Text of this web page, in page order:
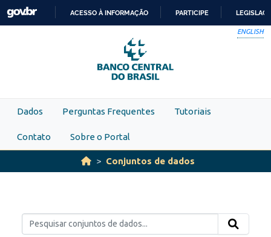
Skip to main content
PARA
O
CONTEÚDO
ACESSO À INFORMAÇÃO PARTICIPE
ENGLISH
Dados Perguntas Frequentes Tutoriais
Contato Sobre o Portal
Conjuntos de dados